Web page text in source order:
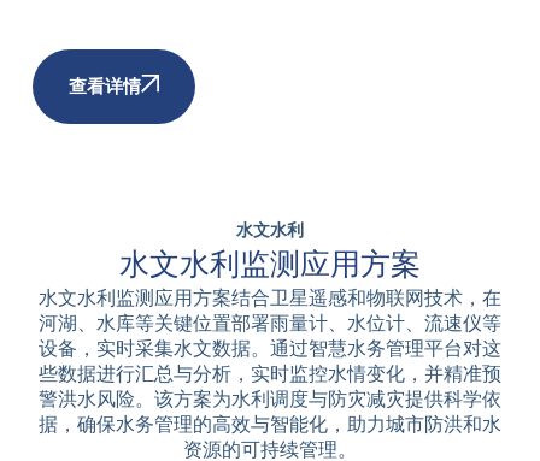
查看详情
水文水利
水文水利监测应用方案
水文水利监测应用方案结合卫星遥感和物联网技术，在
河湖、水库等关键位置部署雨量计、水位计、流速仪等
设备，实时采集水文数据。通过智慧水务管理平台对这
些数据进行汇总与分析，实时监控水情变化，并精准预
警洪水风险。该方案为水利调度与防灾减灾提供科学依
据，确保水务管理的高效与智能化，助力城市防洪和水
资源的可持续管理。